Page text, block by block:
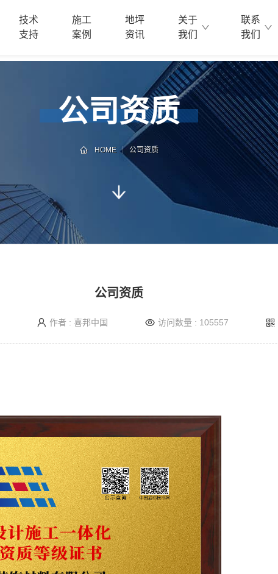
技术
支持
施工
案例
地坪
资讯
关于
我们
联系
我们
公司资质
HOME 公司资质
公司资质
作者 : 喜邦中国 访问数量 : 105557